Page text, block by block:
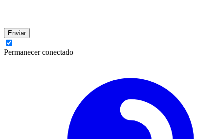
Enviar
Permanecer conectado